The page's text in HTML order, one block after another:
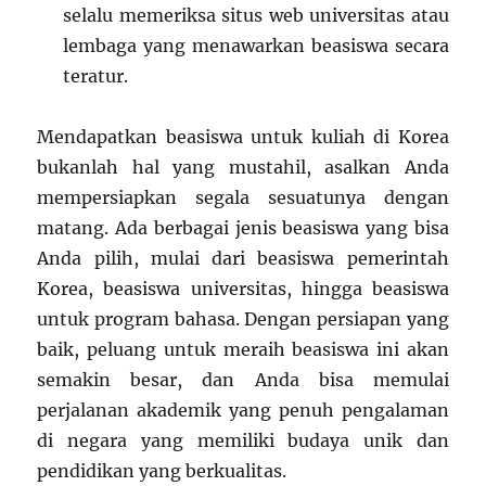
selalu memeriksa situs web universitas atau
lembaga yang menawarkan beasiswa secara
teratur.
Mendapatkan beasiswa untuk kuliah di Korea
bukanlah hal yang mustahil, asalkan Anda
mempersiapkan segala sesuatunya dengan
matang. Ada berbagai jenis beasiswa yang bisa
Anda pilih, mulai dari beasiswa pemerintah
Korea, beasiswa universitas, hingga beasiswa
untuk program bahasa. Dengan persiapan yang
baik, peluang untuk meraih beasiswa ini akan
semakin besar, dan Anda bisa memulai
perjalanan akademik yang penuh pengalaman
di negara yang memiliki budaya unik dan
pendidikan yang berkualitas.